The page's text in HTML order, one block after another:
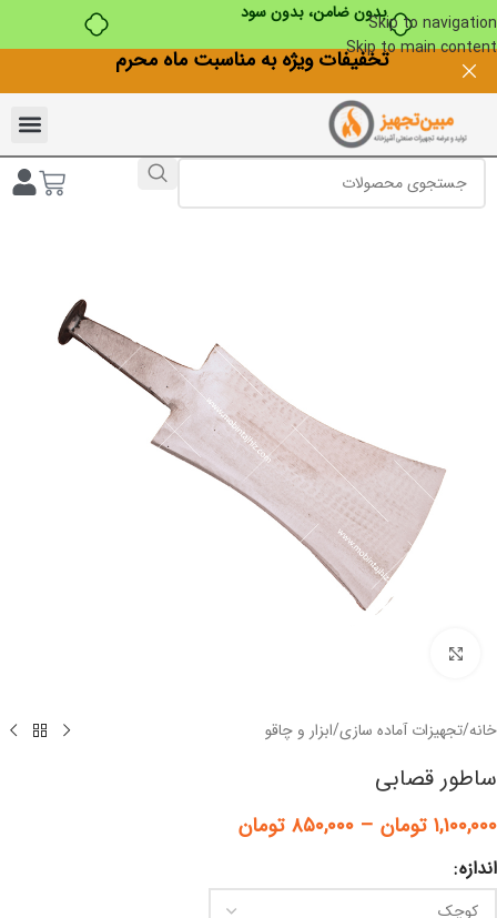
بدون ضامن، بدون سودSkip to navigation
Skip to main contentتخفیفات ویژه به مناسبت ماه محرم
خانه/تجهیزات آماده سازی/ابزار و چاقو
ساطور قصابی
۱,۱۰۰,۰۰۰ تومان – ۸۵۰,۰۰۰ تومان
اندازه